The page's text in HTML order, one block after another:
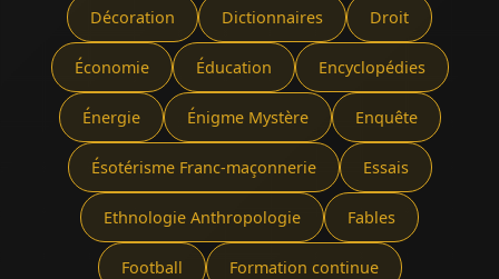
Décoration Dictionnaires Droit
Économie Éducation Encyclopédies
Énergie Énigme Mystère Enquête
Ésotérisme Franc-maçonnerie Essais
Ethnologie Anthropologie Fables
Football Formation continue